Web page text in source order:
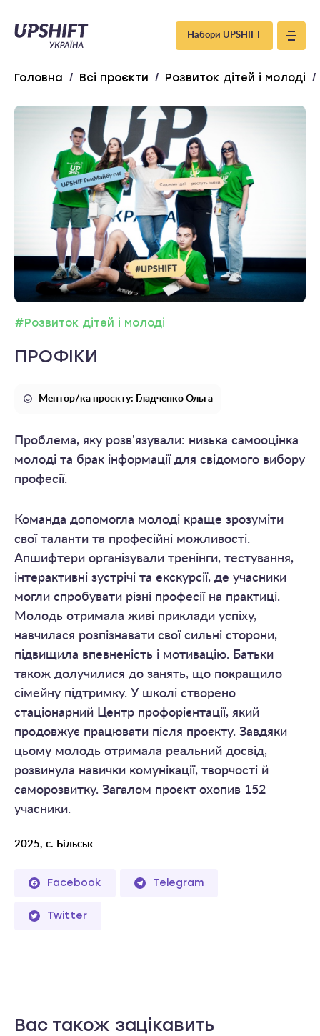
Upshift
–
Україна
Набори UPSHIFT
Головна / Всі проєкти / Розвиток дітей і молоді /
#Розвиток дітей і молоді
ПРОФІКИ
Ментор/ка проєкту: Гладченко Ольга
Проблема, яку розвʼязували: низька самооцінка
молоді та брак інформації для свідомого вибору
професії.
Команда допомогла молоді краще зрозуміти
свої таланти та професійні можливості.
Апшифтери організували тренінги, тестування,
інтерактивні зустрічі та екскурсії, де учасники
могли спробувати різні професії на практиці.
Молодь отримала живі приклади успіху,
навчилася розпізнавати свої сильні сторони,
підвищила впевненість і мотивацію. Батьки
також долучилися до занять, що покращило
сімейну підтримку. У школі створено
стаціонарний Центр профорієнтації, який
продовжує працювати після проєкту. Завдяки
цьому молодь отримала реальний досвід,
розвинула навички комунікації, творчості й
саморозвитку. Загалом проєкт охопив 152
учасники.
2025, с. Більськ
Facebook Telegram
Twitter
Вас також зацікавить